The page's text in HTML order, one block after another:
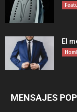
El
MENSAJES